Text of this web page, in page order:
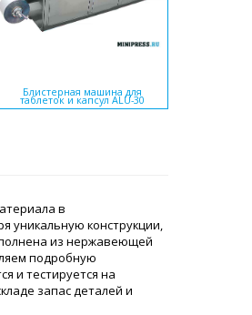
Блистерная машина для
таблеток и капсул ALU-30
в
уникальную конструкции,
из нержавеющей
подробную
и тестируется на
запас деталей и